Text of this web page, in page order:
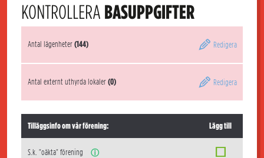
KONTROLLERA BASUPPGIFTER
Antal lägenheter(144) Redigera
Antal externt uthyrda lokaler(0) Redigera
Tilläggsinfo om vår förening: Lägg till
S.k. "oäkta" förening ⓘ